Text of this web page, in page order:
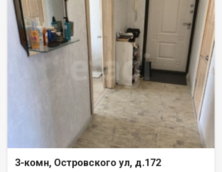
изолированные комнаты, раздельный санузел. Выполнен
добротный косметический ремонт, установлены
пластиковые окна и натяжные потолки. Кухня остается. С
квартирой передается большая кладовая в подвальном
этаже, которую можно использовать для хранения вещей и
заготовок на зиму. У дома достаточно парковочных мест,
тихий зеленый двор. Порядочные соседи. Квартира без
обременений. Быстрый выход на сделку. Покажем по
предварительной договоренности. Видеообзор можно
посмотреть в объявлении. При необходимости - помощь в
получении наиболее выгодного ипотечного решения. Гарантия
безопасности сделки от Компании Этажи. Код пользователя:
123402 Номер в базе: 13584452
3-комн, Островского ул, д.172